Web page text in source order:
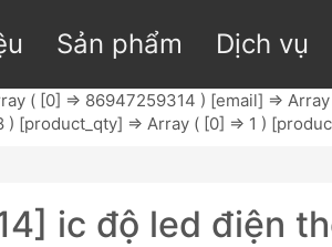
Sản phẩm Dịch vụ
( [0] => 86947259314 ) [email] => Array
[product_qty] => Array ( [0] => 1 )
ic độ led điện